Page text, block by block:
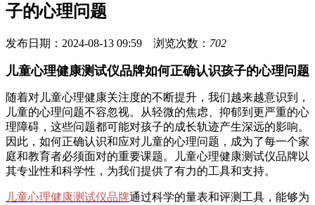
子的心理问题
发布日期：2024-08-13 09:59 浏览次数： 702
儿童心理健康测试仪品牌如何正确认识孩子的心理问题
随着对儿童心理健康关注度的不断提升，我们越来越意识到，
儿童的心理问题不容忽视。从轻微的焦虑、抑郁到更严重的心
理障碍，这些问题都可能对孩子的成长轨迹产生深远的影响。
因此，如何正确认识和应对儿童的心理问题，成为了每一个家
庭和教育者必须面对的重要课题。儿童心理健康测试仪品牌以
其专业性和科学性，为我们提供了有力的工具和支持。
儿童心理健康测试仪品牌通过科学的量表和评测工具，能够为